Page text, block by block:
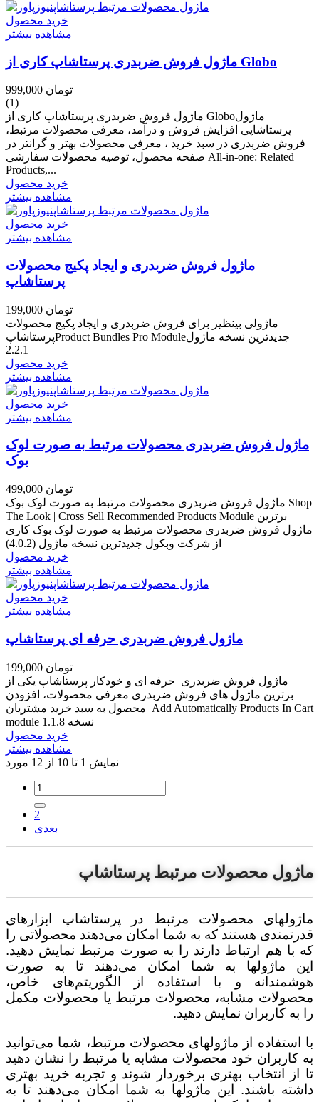
خرید محصول
مشاهده بیشتر
ماژول فروش ضربدری پرستاشاپ کاری از Globo
999,000 تومان
(1)
ماژول فروش ضربدری پرستاشاپ کاری از Globoماژول
پرستاشاپی افزایش فروش و درآمد، معرفی محصولات مرتبط،
فروش ضربدری در سبد خرید ، معرفی محصولات بهتر و گرانتر در
صفحه محصول، توصیه محصولات سفارشی All-in-one: Related
Products,...
خرید محصول
مشاهده بیشتر
خرید محصول
مشاهده بیشتر
ماژول فروش ضربدری و ایجاد پکیج محصولات
پرستاشاپ
199,000 تومان
ماژولی بینظیر برای فروش ضربدری و ایجاد پکیج محصولات
پرستاشاپProduct Bundles Pro Moduleجدیدترین نسخه ماژول
2.2.1
خرید محصول
مشاهده بیشتر
خرید محصول
مشاهده بیشتر
ماژول فروش ضربدری محصولات مرتبط به صورت لوک
بوک
499,000 تومان
ماژول فروش ضربدری محصولات مرتبط به صورت لوک بوک Shop
The Look | Cross Sell Recommended Products Module برترین
ماژول فروش ضربدری محصولات مرتبط به صورت لوک بوک کاری
از شرکت وبکول جدیدترین نسخه ماژول (4.0.2)
خرید محصول
مشاهده بیشتر
خرید محصول
مشاهده بیشتر
ماژول فروش ضربدری حرفه ای پرستاشاپ
199,000 تومان
ماژول فروش ضربدری حرفه ای و خودکار پرستاشاپ یکی از
برترین ماژول های فروش ضربدری معرفی محصولات، افزودن
محصول به سبد خرید مشتریان Add Automatically Products In Cart
module نسخه 1.1.8
خرید محصول
مشاهده بیشتر
نمایش 1 تا 10 از 12 مورد
2
بعدی
ماژول محصولات مرتبط پرستاشاپ
ماژولهای محصولات مرتبط در پرستاشاپ ابزارهای
قدرتمندی هستند که به شما امکان می‌دهند محصولاتی را
که با هم ارتباط دارند را به صورت مرتبط نمایش دهید.
این ماژولها به شما امکان می‌دهند تا به صورت
هوشمندانه و با استفاده از الگوریتم‌های خاص،
محصولات مشابه، محصولات مرتبط یا محصولات مکمل
را به کاربران نمایش دهید.
با استفاده از ماژولهای محصولات مرتبط، شما می‌توانید
به کاربران خود محصولات مشابه یا مرتبط را نشان دهید
تا از انتخاب بهتری برخوردار شوند و تجربه خرید بهتری
داشته باشند. این ماژولها به شما امکان می‌دهند تا به